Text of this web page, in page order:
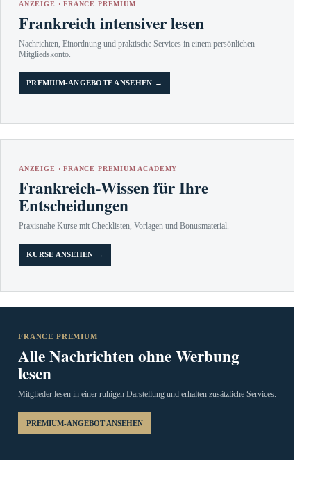
ANZEIGE · FRANCE PREMIUM
Frankreich intensiver lesen
Nachrichten, Einordnung und praktische Services in einem persönlichen
Mitgliedskonto.
PREMIUM-ANGEBOTE ANSEHEN →
ANZEIGE · FRANCE PREMIUM ACADEMY
Frankreich-Wissen für Ihre
Entscheidungen
Praxisnahe Kurse mit Checklisten, Vorlagen und Bonusmaterial.
KURSE ANSEHEN →
FRANCE PREMIUM
Alle Nachrichten ohne Werbung
lesen
Mitglieder lesen in einer ruhigen Darstellung und erhalten zusätzliche Services.
PREMIUM-ANGEBOT ANSEHEN